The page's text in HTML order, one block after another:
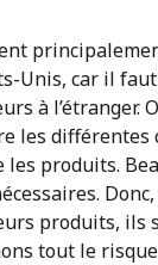
Unis, car il
à l’étranger.
les différentes
produits.
produits, ils
tout le